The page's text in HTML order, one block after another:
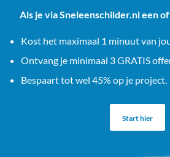
Als je via Sneleenschilder.nl een
Kost het maximaal 1 minuut van
Ontvang je minimaal 3 GRATIS
Bespaart tot wel 45% op je project.
Start hier